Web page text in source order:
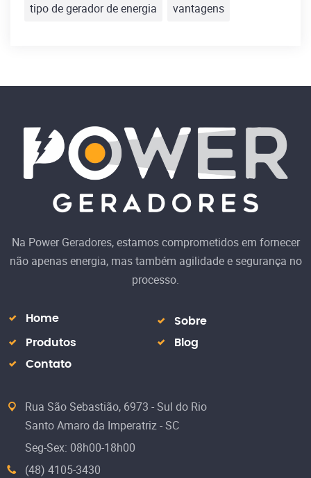
tipo de gerador de energia
vantagens
Na Power Geradores, estamos comprometidos em fornecer
não apenas energia, mas também agilidade e segurança no
processo.
Home
Sobre
Produtos
Blog
Contato
Rua São Sebastião, 6973 - Sul do Rio
Santo Amaro da Imperatriz - SC
Seg-Sex: 08h00-18h00
(48) 4105-3430